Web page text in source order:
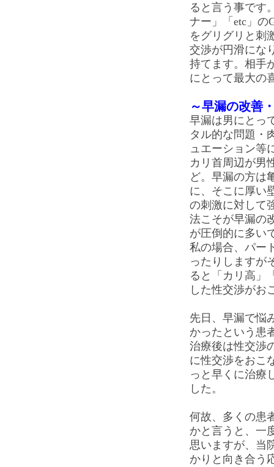
ると言う事です
ナー」「etc」の
をグリグリと刺
交渉が円滑にな
持てます。相手
にとって最大の
～早漏の改善
早漏は男にとっ
タル的な問題・
ュエーション等
カリ首周辺が男
ど。早漏の方は
に、そこに厚い
の刺激に対して
法こそが早漏の
が圧倒的に多い
私の場合、パー
ったりしますが
ると「カリ高」
した性交渉がお
先日、早漏で悩
かったという患
治療後は性交渉
に性交渉をおこ
っと早くに治療
した。
何故、多くの患
かと言うと、一
思いますが、当
かりと向き合う